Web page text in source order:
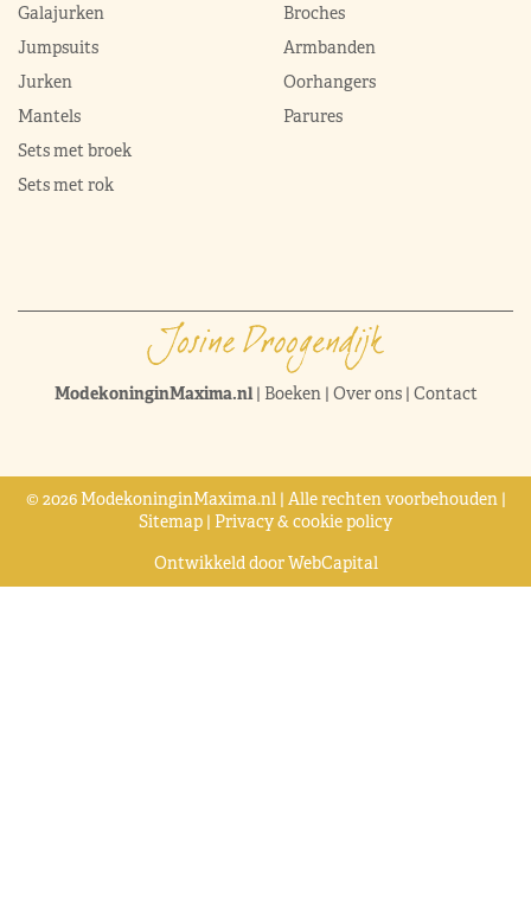
Galajurken
Jumpsuits
Jurken
Mantels
Sets met broek
Sets met rok
Broches
Armbanden
Oorhangers
Parures
ModekoninginMaxima.nl| Boeken| Over ons| Contact
© 2026 ModekoninginMaxima.nl | Alle rechten voorbehouden |
Sitemap | Privacy & cookie policy
Ontwikkeld doorWebCapital